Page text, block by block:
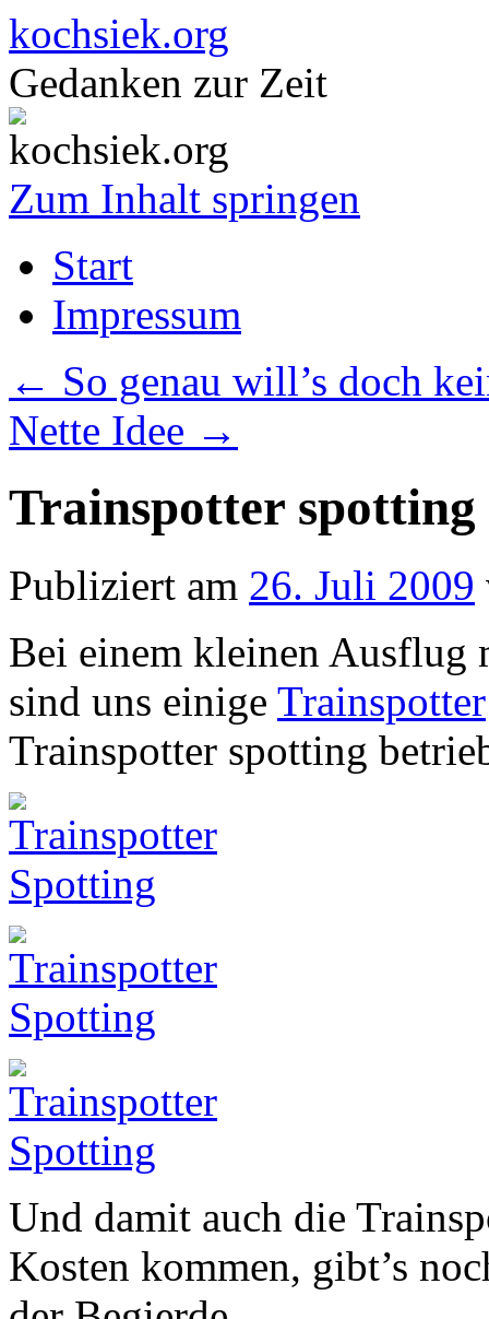
kochsiek.org
Gedanken zur Zeit
Zum Inhalt springen
Start
Impressum
← So genau will’s doch
Nette Idee →
Trainspotter spotting
Publiziert am 26. Juli 2009
Bei einem kleinen Ausflug
sind uns einige Trainspotter
Trainspotter spotting
Und damit auch die
Kosten kommen, gibt’s